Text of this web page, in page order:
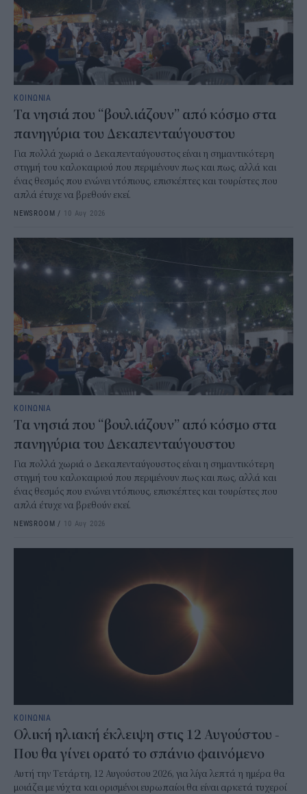
ΚΟΙΝΩΝΙΑ
Τα νησιά που “βουλιάζουν” από κόσμο στα
πανηγύρια του Δεκαπενταύγουστου
Για πολλά χωριά ο Δεκαπενταύγουστος είναι η σημαντικότερη
στιγμή του καλοκαιριού που περιμένουν πως και πως, αλλά και
ένας θεσμός που ενώνει ντόπιους, επισκέπτες και τουρίστες που
απλά έτυχε να βρεθούν εκεί.
NEWSROOM / 10 Αυγ 2026
ΚΟΙΝΩΝΙΑ
Τα νησιά που “βουλιάζουν” από κόσμο στα
πανηγύρια του Δεκαπενταύγουστου
Για πολλά χωριά ο Δεκαπενταύγουστος είναι η σημαντικότερη
στιγμή του καλοκαιριού που περιμένουν πως και πως, αλλά και
ένας θεσμός που ενώνει ντόπιους, επισκέπτες και τουρίστες που
απλά έτυχε να βρεθούν εκεί.
NEWSROOM / 10 Αυγ 2026
ΚΟΙΝΩΝΙΑ
Ολική ηλιακή έκλειψη στις 12 Αυγούστου -
Που θα γίνει ορατό το σπάνιο φαινόμενο
Αυτή την Τετάρτη, 12 Αυγούστου 2026, για λίγα λεπτά η ημέρα θα
μοιάζει με νύχτα και ορισμένοι ευρωπαίοι θα είναι αρκετά τυχεροί